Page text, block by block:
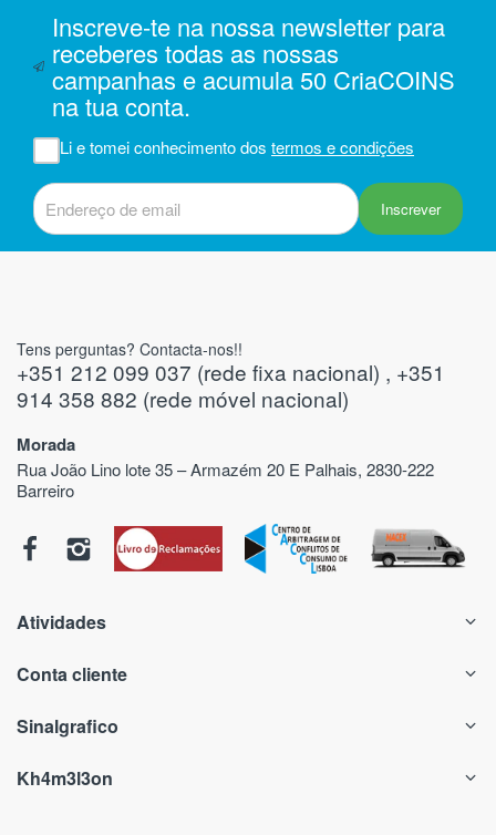
Inscreve-te na nossa newsletter para
receberes todas as nossas
campanhas e acumula 50 CriaCOINS
na tua conta.
Li e tomei conhecimento dos termos e condições
Inscrever
Tens perguntas? Contacta-nos!!
+351 212 099 037 (rede fixa nacional) , +351
914 358 882 (rede móvel nacional)
Morada
Rua João Lino lote 35 – Armazém 20 E Palhais, 2830-222
Barreiro
Atividades
Conta cliente
Sinalgrafico
Kh4m3l3on